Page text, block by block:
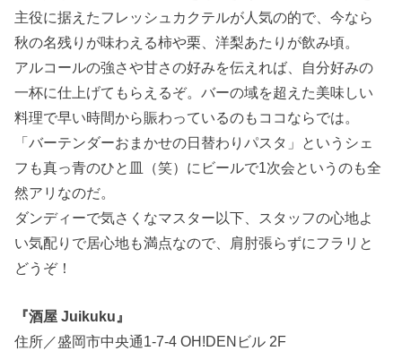
主役に据えたフレッシュカクテルが人気の的で、今なら
秋の名残りが味わえる柿や栗、洋梨あたりが飲み頃。
アルコールの強さや甘さの好みを伝えれば、自分好みの
一杯に仕上げてもらえるぞ。バーの域を超えた美味しい
料理で早い時間から賑わっているのもココならでは。
「バーテンダーおまかせの日替わりパスタ」というシェ
フも真っ青のひと皿（笑）にビールで1次会というのも全
然アリなのだ。
ダンディーで気さくなマスター以下、スタッフの心地よ
い気配りで居心地も満点なので、肩肘張らずにフラリと
どうぞ！
『酒屋 Juikuku』
住所／盛岡市中央通1-7-4 OH!DENビル 2F